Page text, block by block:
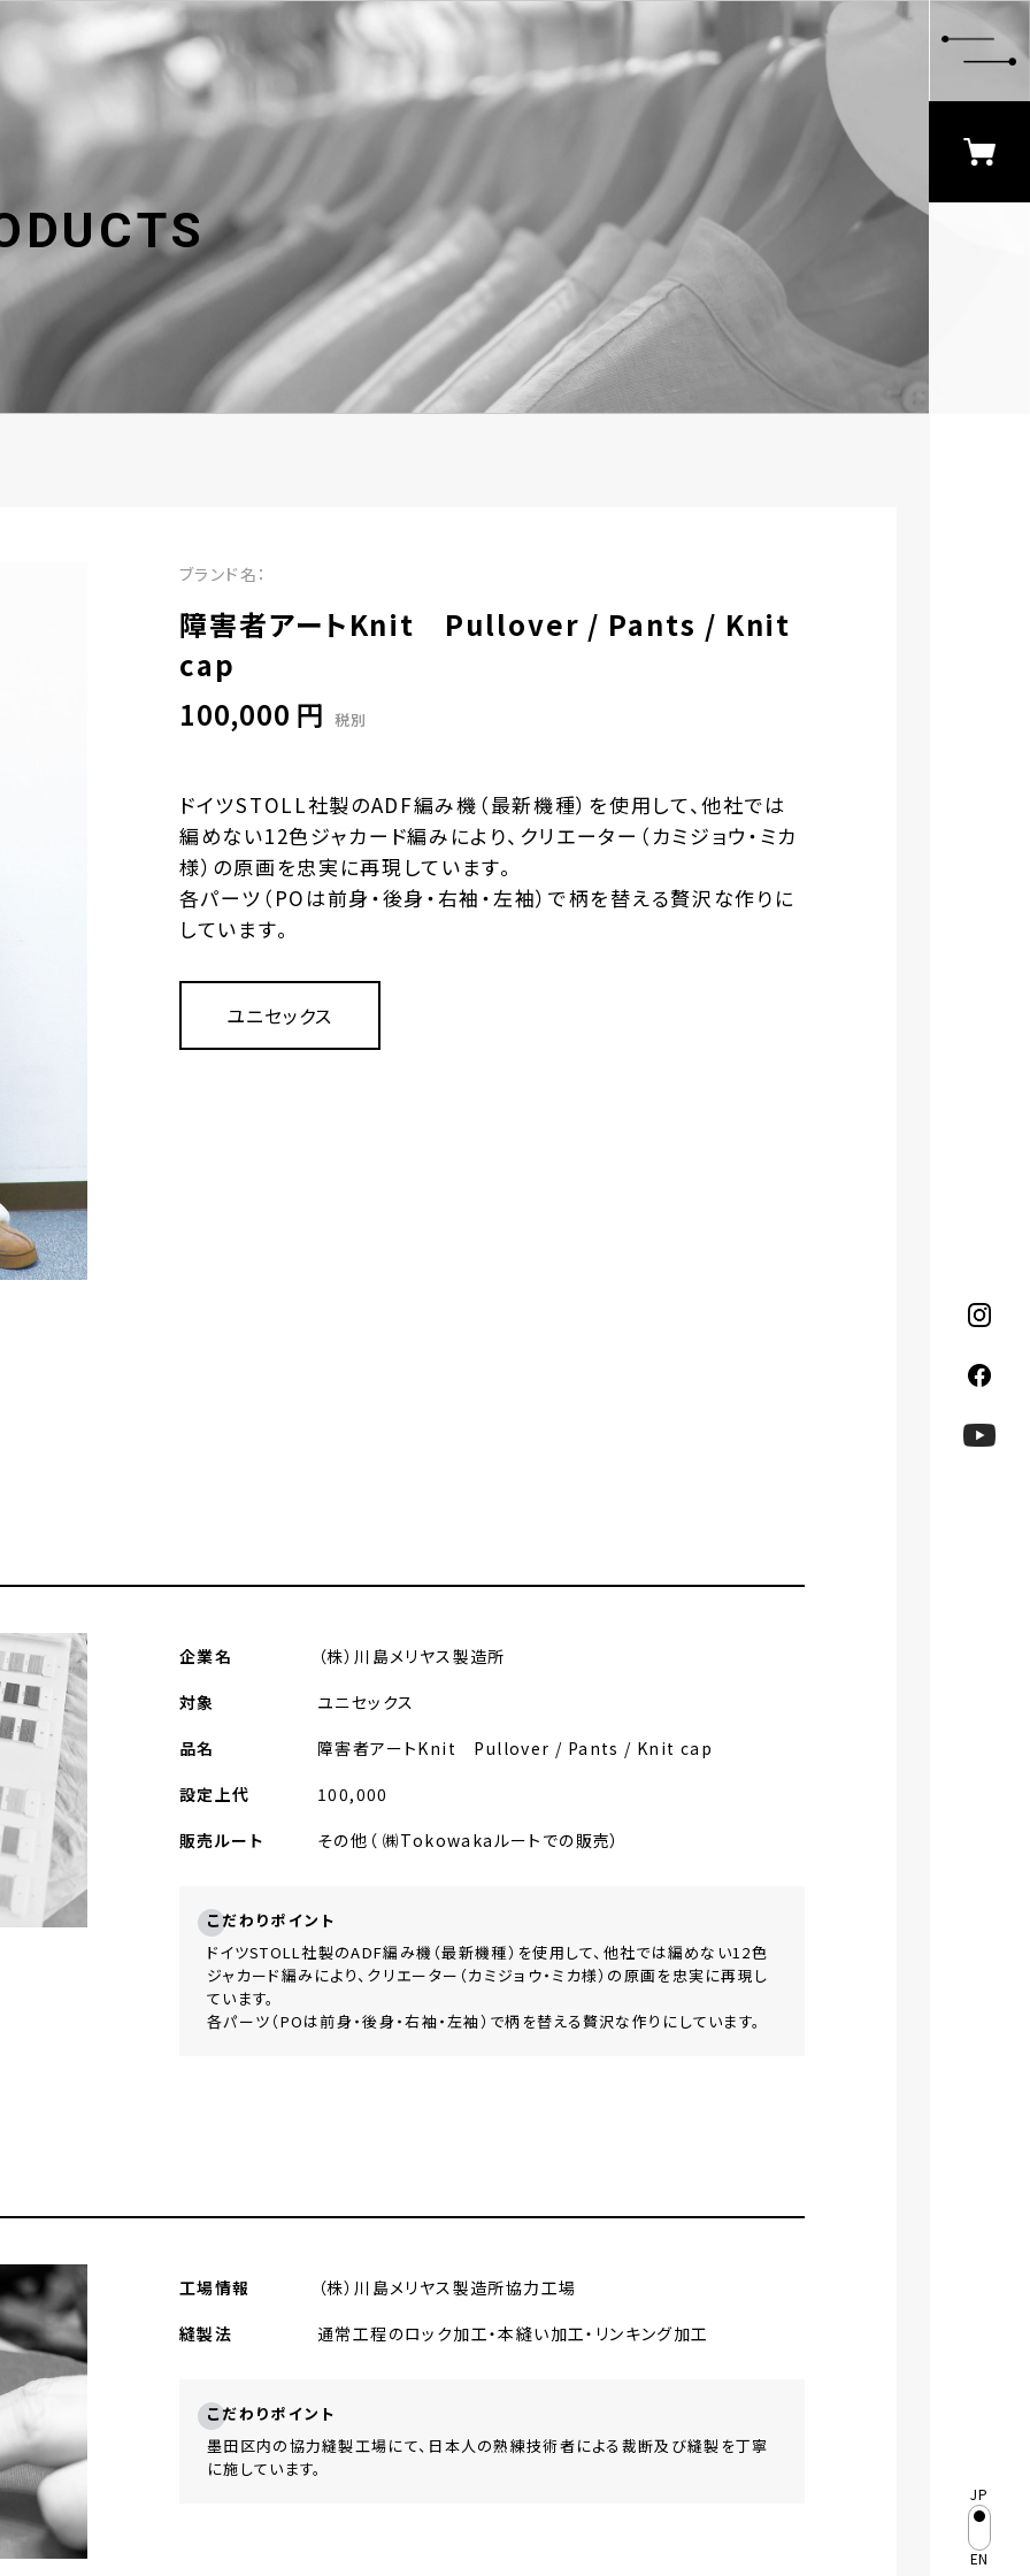
JP
EN
DUCTS
ブランド名：
障害者アートKnit Pullover / Pants / Knit
cap
100,000 円 税別
ドイツSTOLL社製のADF編み機（最新機種）を使⽤して、他社では
編めない12⾊ジャカード編みにより、クリエーター（カミジョウ・ミカ
様）の原画を忠実に再現しています。
各パーツ（POは前⾝・後⾝・右袖・左袖）で柄を替える贅沢な作りに
しています。
ユニセックス
企業名
（株）川島メリヤス製造所
対象
ユニセックス
品名
障害者アートKnit Pullover / Pants / Knit cap
設定上代
100,000
販売ルート
その他（ ㈱Tokowakaルートでの販売）
こだわりポイント
ドイツSTOLL社製のADF編み機（最新機種）を使⽤して、他社では編めない12⾊
ジャカード編みにより、クリエーター（カミジョウ・ミカ様）の原画を忠実に再現し
ています。
各パーツ（POは前⾝・後⾝・右袖・左袖）で柄を替える贅沢な作りにしています。
工場情報
（株）川島メリヤス製造所協⼒⼯場
縫製法
通常⼯程のロック加⼯・本縫い加⼯・リンキング加⼯
こだわりポイント
墨⽥区内の協⼒縫製⼯場にて、⽇本⼈の熟練技術者による裁断及び縫製を丁寧
に施しています。